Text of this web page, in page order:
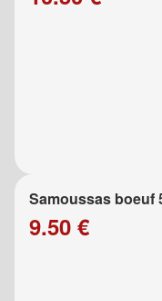
Samoussas boeuf
9.50 €